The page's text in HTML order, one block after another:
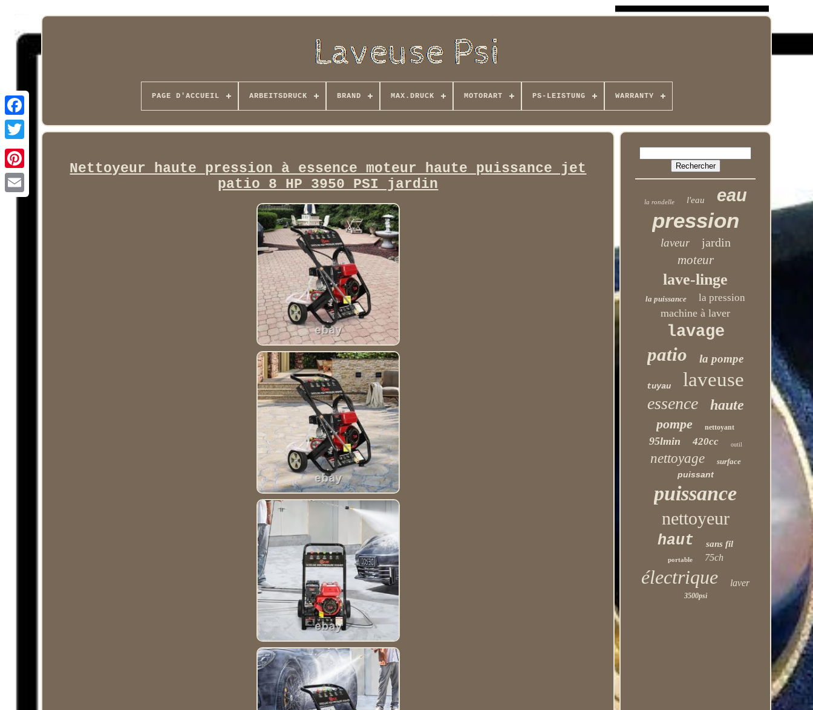
Facebook
PAGE D'ACCUEIL ARBEITSDRUCK BRAND MAX.DRUCK MOTORART PS-LEISTUNG WARRANTY
Nettoyeur haute pression à essence moteur haute puissance jet
patio 8 HP 3950 PSI jardin
la rondelle l'eau eau
pression
laveur jardin
moteur
lave-linge
la puissance la pression
machine à laver
lavage
patio la pompe
tuyau laveuse
essence haute
pompe nettoyant
95lmin 420cc outil
nettoyage surface
puissant
puissance
nettoyeur
haut sans fil
portable 75ch
électrique laver
3500psi